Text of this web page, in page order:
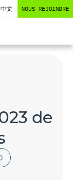
中文 NOUS REJOINDRE
de